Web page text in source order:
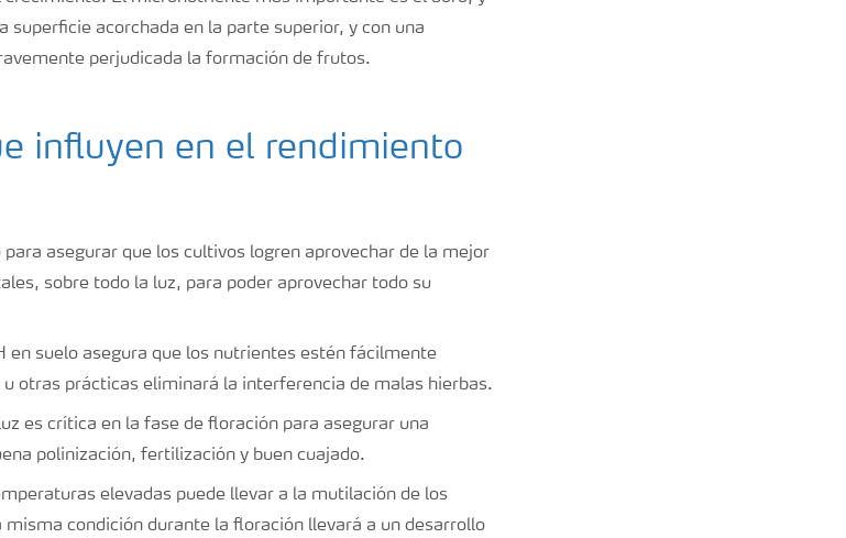
superficie acorchada en la parte superior, y con una
perjudicada la formación de frutos.
influyen en el rendimiento
asegurar que los cultivos logren aprovechar de la mejor
sobre todo la luz, para poder aprovechar todo su
suelo asegura que los nutrientes estén fácilmente
otras prácticas eliminará la interferencia de malas hierbas.
es crítica en la fase de floración para asegurar una
polinización, fertilización y buen cuajado.
elevadas puede llevar a la mutilación de los
condición durante la floración llevará a un desarrollo